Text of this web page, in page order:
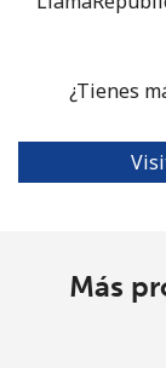
¿Tienes
Más